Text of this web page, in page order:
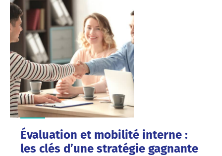
Évaluation et mobilité interne :
les clés d’une stratégie gagnante